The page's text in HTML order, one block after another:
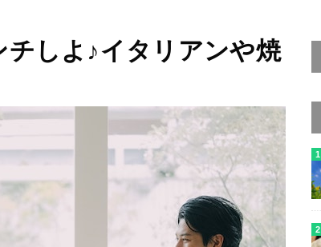
しよ♪イタリアンや焼